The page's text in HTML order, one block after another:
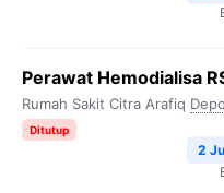
Perawat Hemodialisa
Rumah Sakit Citra Arafiq
Ditutup
2